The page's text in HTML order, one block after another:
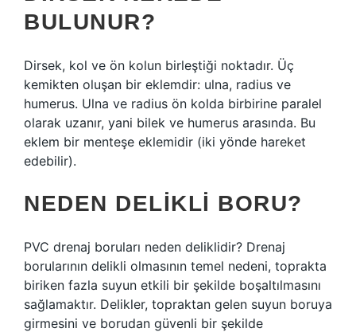
BULUNUR?
Dirsek, kol ve ön kolun birleştiği noktadır. Üç
kemikten oluşan bir eklemdir: ulna, radius ve
humerus. Ulna ve radius ön kolda birbirine paralel
olarak uzanır, yani bilek ve humerus arasında. Bu
eklem bir menteşe eklemidir (iki yönde hareket
edebilir).
NEDEN DELIKLI BORU?
PVC drenaj boruları neden deliklidir? Drenaj
borularının delikli olmasının temel nedeni, toprakta
biriken fazla suyun etkili bir şekilde boşaltılmasını
sağlamaktır. Delikler, topraktan gelen suyun boruya
girmesini ve borudan güvenli bir şekilde